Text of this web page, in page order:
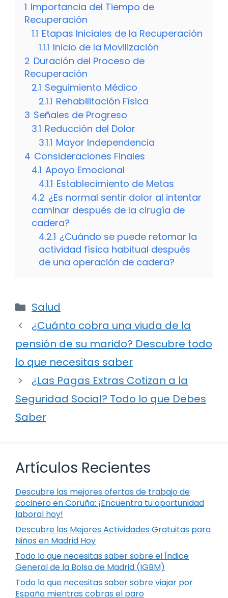
1 Importancia del Tiempo de
Recuperación
1.1 Etapas Iniciales de la Recuperación
1.1.1 Inicio de la Movilización
2 Duración del Proceso de
Recuperación
2.1 Seguimiento Médico
2.1.1 Rehabilitación Física
3 Señales de Progreso
3.1 Reducción del Dolor
3.1.1 Mayor Independencia
4 Consideraciones Finales
4.1 Apoyo Emocional
4.1.1 Establecimiento de Metas
4.2 ¿Es normal sentir dolor al intentar
caminar después de la cirugía de
cadera?
4.2.1 ¿Cuándo se puede retomar la
actividad física habitual después
de una operación de cadera?
Categorías
Salud
¿Cuánto cobra una viuda de la
pensión de su marido? Descubre todo
lo que necesitas saber
¿Las Pagas Extras Cotizan a la
Seguridad Social? Todo lo que Debes
Saber
Artículos Recientes
Descubre las mejores ofertas de trabajo de
cocinero en Coruña: ¡Encuentra tu oportunidad
laboral hoy!
Descubre las Mejores Actividades Gratuitas para
Niños en Madrid Hoy
Todo lo que necesitas saber sobre el Índice
General de la Bolsa de Madrid (IGBM)
Todo lo que necesitas saber sobre viajar por
España mientras cobras el paro